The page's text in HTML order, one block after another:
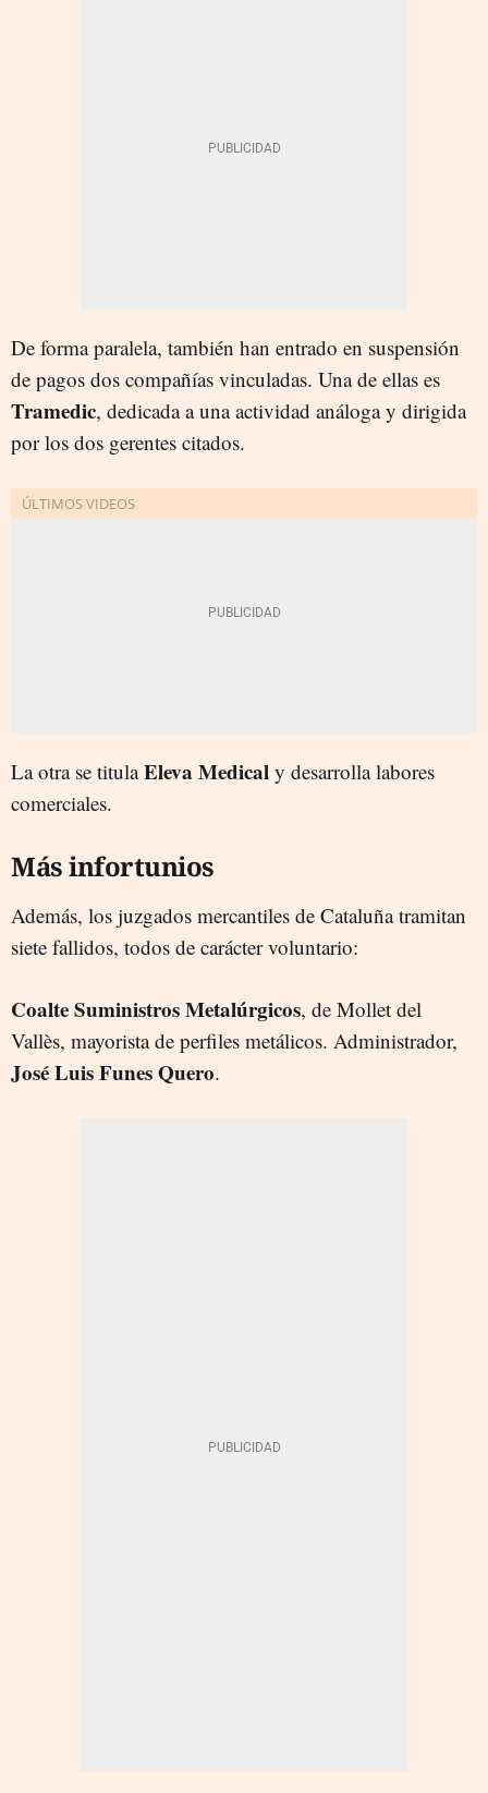
De forma paralela, también han entrado en suspensión
de pagos dos compañías vinculadas. Una de ellas es
Tramedic, dedicada a una actividad análoga y dirigida
por los dos gerentes citados.
La otra se titulaEleva Medical y desarrolla labores
comerciales.
Más infortunios
Además, los juzgados mercantiles de Cataluña tramitan
siete fallidos, todos de carácter voluntario:
Coalte Suministros Metalúrgicos, de Mollet del
Vallès, mayorista de perfiles metálicos. Administrador,
José Luis Funes Quero.